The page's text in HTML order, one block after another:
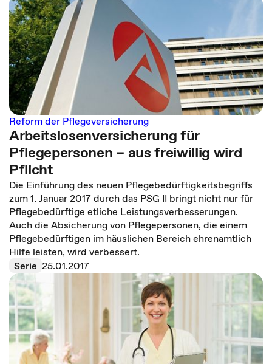
Reform der Pflegeversicherung
Arbeitslosenversicherung für
Pflegepersonen – aus freiwillig wird
Pflicht
Die Einführung des neuen Pflegebedürftigkeitsbegriffs
zum 1. Januar 2017 durch das PSG II bringt nicht nur für
Pflegebedürftige etliche Leistungsverbesserungen.
Auch die Absicherung von Pflegepersonen, die einem
Pflegebedürftigen im häuslichen Bereich ehrenamtlich
Hilfe leisten, wird verbessert.
Serie 25.01.2017